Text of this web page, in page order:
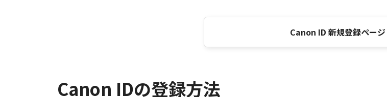
Canon ID 新規登録ページ
Canon IDの登録方法